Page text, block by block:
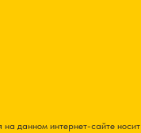
данном интернет-сайте носит